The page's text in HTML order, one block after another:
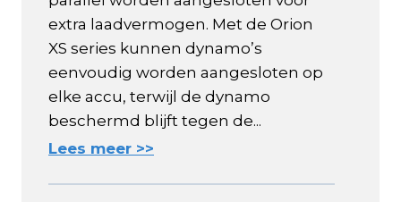
extra laadvermogen. Met de Orion
XS series kunnen dynamo’s
eenvoudig worden aangesloten op
elke accu, terwijl de dynamo
beschermd blijft tegen de...
Lees meer >>